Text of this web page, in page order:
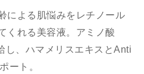
による肌悩みをレチノール
くれる美容液。アミノ酸
し、ハマメリスエキスとAnti
ート。